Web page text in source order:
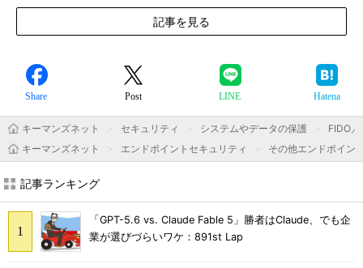
記事を見る
Share Post LINE Hatena
キーマンズネット セキュリティ システムやデータの保護
FIDO
キーマンズネット
エンドポイントセキュリティ その他エンドポイン
記事ランキング
「GPT-5.6 vs. Claude Fable 5」勝者はClaude、でも企
業が選びづらいワケ：891st Lap